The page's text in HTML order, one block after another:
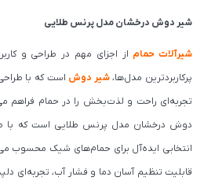
شیر دوش درخشان مدل پرنس طلایی
شیرآلات حمام از اجزای مهم در طراحی و
پرکاربردترین مدل‌ها،شیر دوش است که با
تجربه‌ای راحت و لذت‌بخش را در حمام فراهم
دوش درخشان مدل پرنس طلایی است که با
انتخابی ایده‌آل برای حمام‌های شیک محسوب
قابلیت تنظیم آسان دما و فشار آب، تجربه‌ای